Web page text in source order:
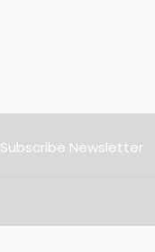
Subscribe Newsletter